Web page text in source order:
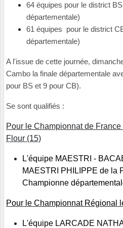
64 équipes pour le district
départementale)
61 équipes pour le district
départementale)
A l'issue de cette journée,
Cambo la finale départementale
pour BS et 9 pour CB).
Se sont qualifiés :
Pour le Championnat de
Flour (15)
L'équipe MAESTRI -
MAESTRI PHILIPPE de la
Championne
Pour le Championnat Régional
L'équipe LARCADE